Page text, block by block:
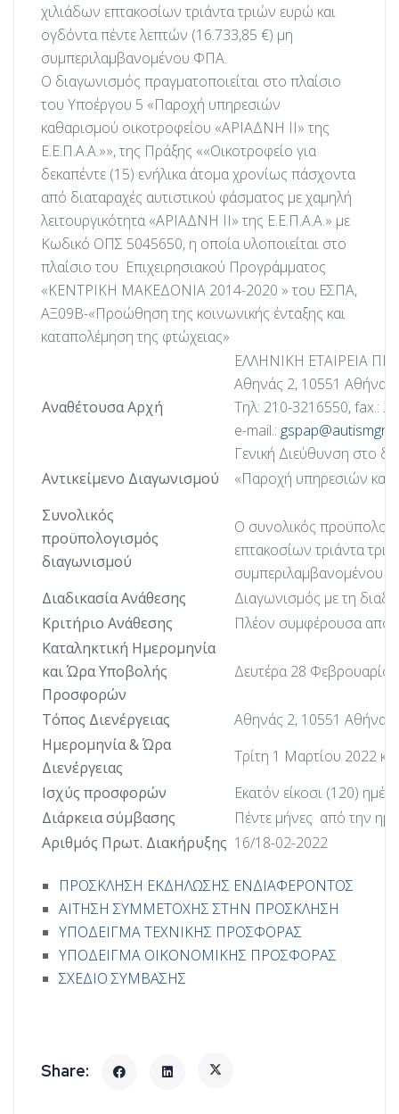
χιλιάδων επτακοσίων τριάντα τριών ευρώ και
ογδόντα πέντε λεπτών (16.733,85 €) μη
συμπεριλαμβανομένου ΦΠΑ.
Ο διαγωνισμός πραγματοποιείται στο πλαίσιο
του Υποέργου 5 «Παροχή υπηρεσιών
καθαρισμού οικοτροφείου «ΑΡΙΑΔΝΗ ΙΙ» της
Ε.Ε.Π.Α.Α.»», της Πράξης ««Οικοτροφείο για
δεκαπέντε (15) ενήλικα άτομα χρονίως πάσχοντα
από διαταραχές αυτιστικού φάσματος με χαμηλή
λειτουργικότητα «ΑΡΙΑΔΝΗ ΙΙ» της Ε.Ε.Π.Α.Α.» με
Κωδικό ΟΠΣ 5045650, η οποία υλοποιείται στο
πλαίσιο του Επιχειρησιακού Προγράμματος
«ΚΕΝΤΡΙΚΗ ΜΑΚΕΔΟΝΙΑ 2014-2020 » του ΕΣΠΑ,
ΑΞ09Β-«Προώθηση της κοινωνικής ένταξης και
καταπολέμηση της φτώχειας»
Αναθέτουσα Αρχή
ΕΛΛΗΝΙΚΗ ΕΤΑΙΡΕΙΑ
Αθηνάς 2, 10551 Αθήνα
Τηλ: 210-3216550, fax.:
e-mail.:
Γενική Διεύθυνση
Αντικείμενο Διαγωνισμού
«Παροχή υπηρεσιών
Συνολικός
προϋπολογισμός
διαγωνισμού
Ο συνολικός
επτακοσίων τριάντα
συμπεριλαμβανομένου
Διαδικασία Ανάθεσης
Διαγωνισμός με τη
Κριτήριο Ανάθεσης
Πλέον συμφέρουσα από
Καταληκτική Ημερομηνία
και Ώρα Υποβολής
Προσφορών
Δευτέρα 28
Τόπος Διενέργειας
Αθηνάς 2, 10551 Αθήνα
Ημερομηνία & Ώρα
Διενέργειας
Τρίτη 1 Μαρτίου 2022
Ισχύς προσφορών
Εκατόν είκοσι (120)
Διάρκεια σύμβασης
Πέντε μήνες από την
Αριθμός Πρωτ. Διακήρυξης 16/18-02-2022
ΠΡΟΣΚΛΗΣΗ ΕΚΔΗΛΩΣΗΣ ΕΝΔΙΑΦΕΡΟΝΤΟΣ
ΑΙΤΗΣΗ ΣΥΜΜΕΤΟΧΗΣ ΣΤΗΝ ΠΡΟΣΚΛΗΣΗ
ΥΠΟΔΕΙΓΜΑ ΤΕΧΝΙΚΗΣ ΠΡΟΣΦΟΡΑΣ
ΥΠΟΔΕΙΓΜΑ ΟΙΚΟΝΟΜΙΚΗΣ ΠΡΟΣΦΟΡΑΣ
ΣΧΕΔΙΟ ΣΥΜΒΑΣΗΣ